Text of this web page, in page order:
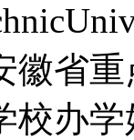
徽省
校办